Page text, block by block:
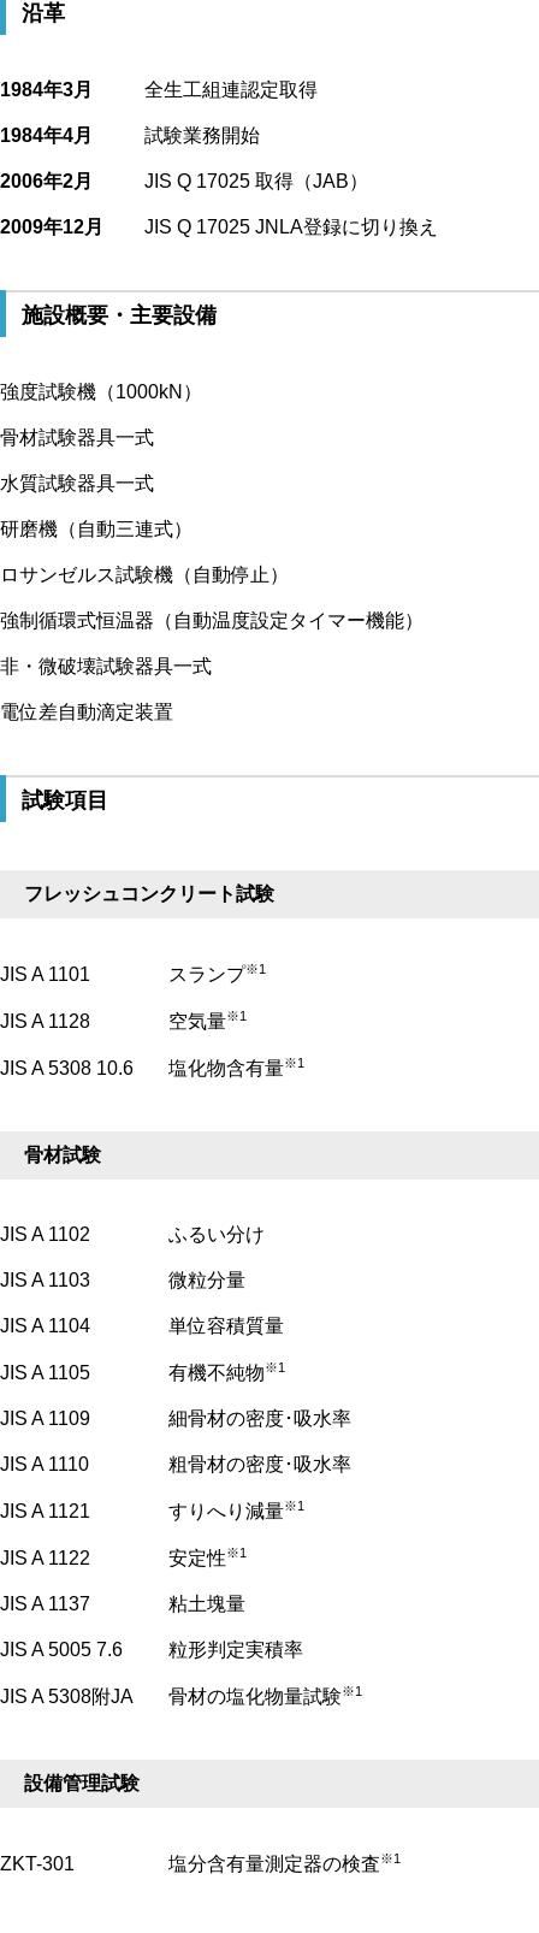
沿革
1984年3月 全生工組連認定取得
1984年4月 試験業務開始
2006年2月 JIS Q 17025 取得（JAB）
2009年12月 JIS Q 17025 JNLA登録に切り換え
施設概要・主要設備
強度試験機（1000kN）
骨材試験器具一式
水質試験器具一式
研磨機（自動三連式）
ロサンゼルス試験機（自動停止）
強制循環式恒温器（自動温度設定タイマー機能）
非・微破壊試験器具一式
電位差自動滴定装置
試験項目
フレッシュコンクリート試験
JIS A 1101 スランプ※1
JIS A 1128 空気量※1
JIS A 5308 10.6 塩化物含有量※1
骨材試験
JIS A 1102 ふるい分け
JIS A 1103 微粒分量
JIS A 1104 単位容積質量
JIS A 1105 有機不純物※1
JIS A 1109 細骨材の密度･吸水率
JIS A 1110 粗骨材の密度･吸水率
JIS A 1121 すりへり減量※1
JIS A 1122 安定性※1
JIS A 1137 粘土塊量
JIS A 5005 7.6 粒形判定実積率
JIS A 5308附JA 骨材の塩化物量試験※1
設備管理試験
ZKT-301 塩分含有量測定器の検査※1